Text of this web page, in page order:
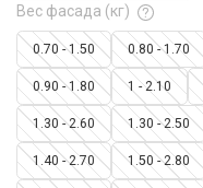
Вес фасада (кг)
0.70 - 1.50 0.80 - 1.70
0.90 - 1.80 1 - 2.10
1.30 - 2.60 1.30 - 2.50
1.40 - 2.70 1.50 - 2.80